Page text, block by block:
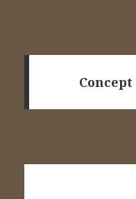
Concept